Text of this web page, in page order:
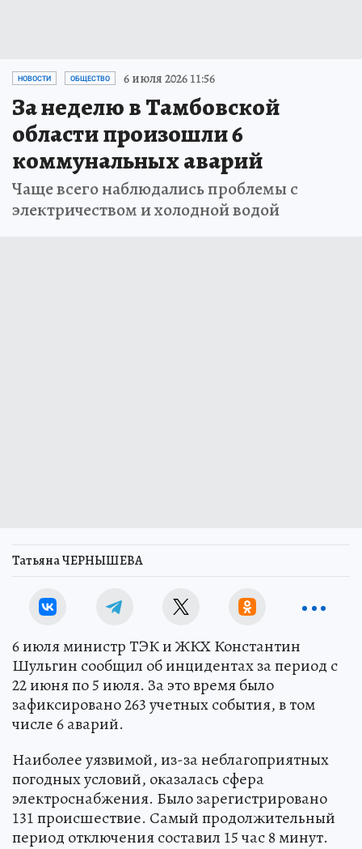
НОВОСТИ ОБЩЕСТВО 6 июля 2026 11:56
За неделю в Тамбовской
области произошли 6
коммунальных аварий
Чаще всего наблюдались проблемы с
электричеством и холодной водой
Татьяна ЧЕРНЫШЕВА
6 июля министр ТЭК и ЖКХ Константин
Шульгин сообщил об инцидентах за период с
22 июня по 5 июля. За это время было
зафиксировано 263 учетных события, в том
числе 6 аварий.
Наиболее уязвимой, из-за неблагоприятных
погодных условий, оказалась сфера
электроснабжения. Было зарегистрировано
131 происшествие. Самый продолжительный
период отключения составил 15 час 8 минут.